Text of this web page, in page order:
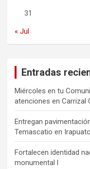
31
« Jul
Entradas
Miércoles en tu
atenciones en Carrizal
Entregan
Temascatio en Irapuato
Fortalecen identidad
monumental l